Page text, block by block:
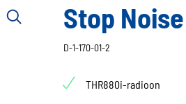
Stop
D-1-170-01-2
THR880i-radioon